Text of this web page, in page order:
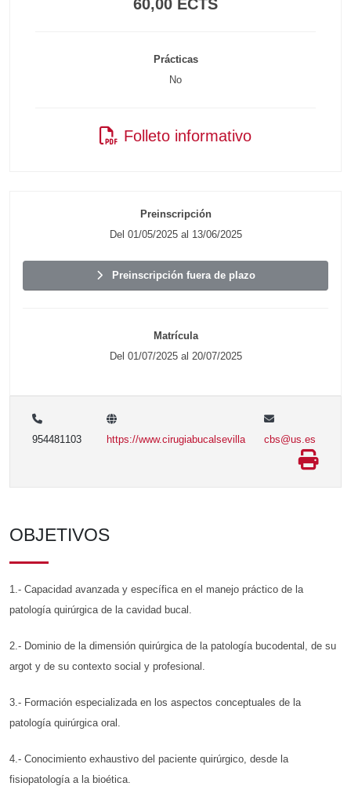
60,00 ECTS
Prácticas
No
Folleto informativo
Preinscripción
Del 01/05/2025 al 13/06/2025
Preinscripción fuera de plazo
Matrícula
Del 01/07/2025 al 20/07/2025
954481103 https://www.cirugiabucalsevilla cbs@us.es
OBJETIVOS
1.- Capacidad avanzada y específica en el manejo práctico de la
patología quirúrgica de la cavidad bucal.
2.- Dominio de la dimensión quirúrgica de la patología bucodental, de su
argot y de su contexto social y profesional.
3.- Formación especializada en los aspectos conceptuales de la
patología quirúrgica oral.
4.- Conocimiento exhaustivo del paciente quirúrgico, desde la
fisiopatología a la bioética.